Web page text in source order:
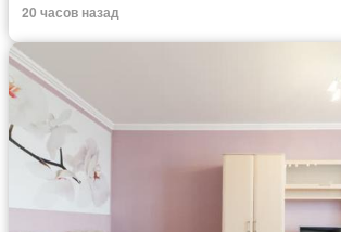
20 часов назад